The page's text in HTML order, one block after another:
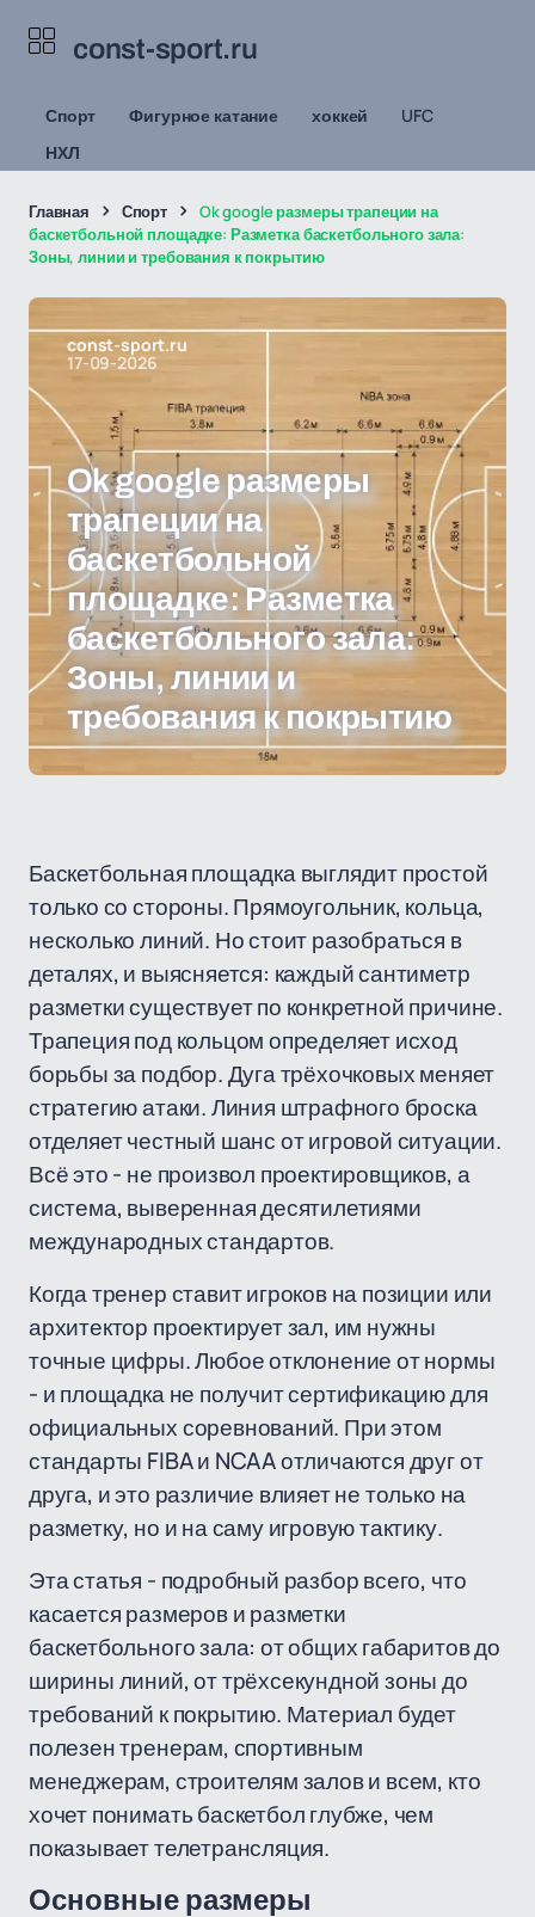
const-sport.ru
Спорт Фигурное катание хоккей
UFC
НХЛ
Главная Спорт
Ok google размеры трапеции на
баскетбольной площадке: Разметка баскетбольного зала:
Зоны, линии и требования к покрытию
const-sport.ru
17-09-2026
Ok google размеры
трапеции на
баскетбольной
площадке: Разметка
баскетбольного зала:
Зоны, линии и
требования к покрытию
Баскетбольная площадка выглядит простой
только со стороны. Прямоугольник, кольца,
несколько линий. Но стоит разобраться в
деталях, и выясняется: каждый сантиметр
разметки существует по конкретной причине.
Трапеция под кольцом определяет исход
борьбы за подбор. Дуга трёхочковых меняет
стратегию атаки. Линия штрафного броска
отделяет честный шанс от игровой ситуации.
Всё это - не произвол проектировщиков, а
система, выверенная десятилетиями
международных стандартов.
Когда тренер ставит игроков на позиции или
архитектор проектирует зал, им нужны
точные цифры. Любое отклонение от нормы
- и площадка не получит сертификацию для
официальных соревнований. При этом
стандарты FIBA и NCAA отличаются друг от
друга, и это различие влияет не только на
разметку, но и на саму игровую тактику.
Эта статья - подробный разбор всего, что
касается размеров и разметки
баскетбольного зала: от общих габаритов до
ширины линий, от трёхсекундной зоны до
требований к покрытию. Материал будет
полезен тренерам, спортивным
менеджерам, строителям залов и всем, кто
хочет понимать баскетбол глубже, чем
показывает телетрансляция.
Основные размеры